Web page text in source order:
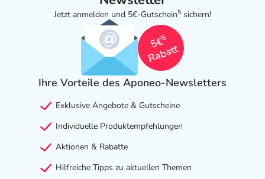
Jetzt anmelden und 5€-Gutschein5 sichern!
5€
5
Rabatt
Ihre Vorteile des Aponeo-Newsletters
Exklusive Angebote & Gutscheine
Individuelle Produktempfehlungen
Aktionen & Rabatte
Hilfreiche Tipps zu aktuellen Themen